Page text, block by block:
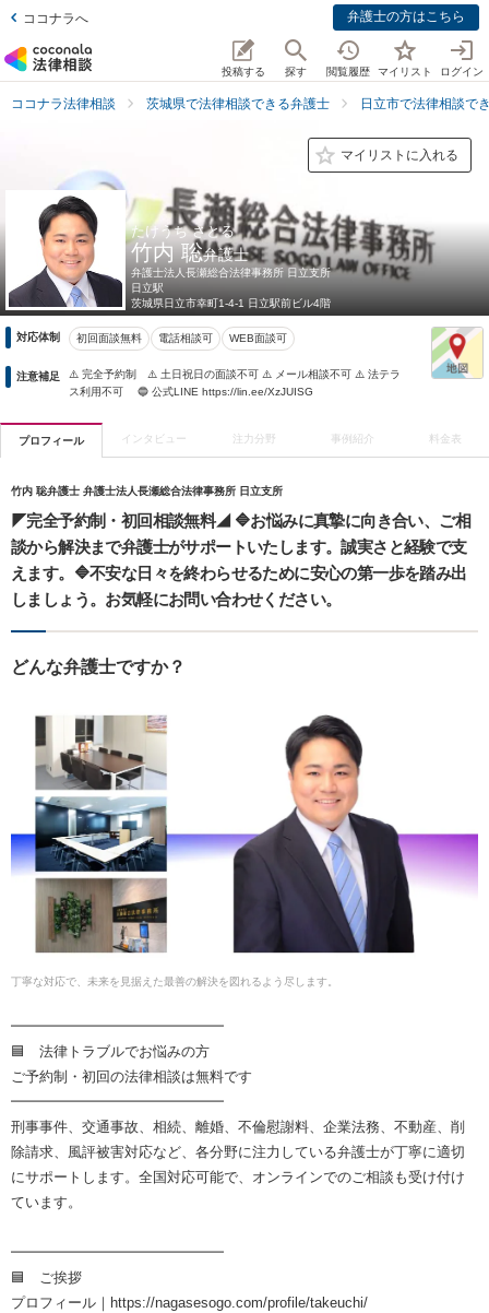
ココナラへ 弁護士の方はこちら
投稿する 探す 閲覧履歴 マイリスト ログイン
ココナラ法律相談 茨城県で法律相談できる弁護士 日立市で法律相談で
マイリストに入れる
たけうち さとる
竹内 聡弁護士
弁護士法人長瀬総合法律事務所 日立支所
日立駅
茨城県日立市幸町1-4-1 日立駅前ビル4階
対応体制 初回面談無料 電話相談可 WEB面談可
注意補足
⚠️ 完全予約制 ⚠️ 土日祝日の面談不可 ⚠️ メール相談不可 ⚠️ 法テラ
ス利用不可 🔵 公式LINE https://lin.ee/XzJUISG
プロフィール インタビュー 注力分野 事例紹介 料金表
竹内 聡弁護士 弁護士法人長瀬総合法律事務所 日立支所
◤完全予約制・初回相談無料◢ 🔷お悩みに真摯に向き合い、ご相
談から解決まで弁護士がサポートいたします。誠実さと経験で支
えます。🔷不安な日々を終わらせるために安心の第一歩を踏み出
しましょう。お気軽にお問い合わせください。
どんな弁護士ですか？
丁寧な対応で、未来を見据えた最善の解決を図れるよう尽します。
━━━━━━━━━━━━━━━
🟦 法律トラブルでお悩みの方
ご予約制・初回の法律相談は無料です
━━━━━━━━━━━━━━━
刑事事件、交通事故、相続、離婚、不倫慰謝料、企業法務、不動産、削
除請求、風評被害対応など、各分野に注力している弁護士が丁寧に適切
にサポートします。全国対応可能で、オンラインでのご相談も受け付け
ています。
━━━━━━━━━━━━━━━
🟦 ご挨拶
プロフィール｜https://nagasesogo.com/profile/takeuchi/